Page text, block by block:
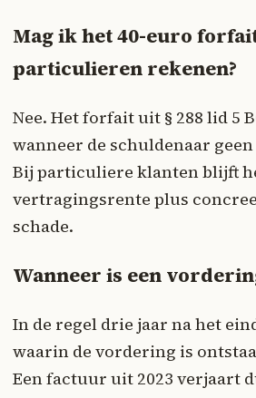
Mag ik het 40-euro
particulieren rekenen?
Nee. Het forfait uit § 288 lid 5
wanneer de schuldenaar
Bij particuliere klanten blijft
vertragingsrente plus
schade.
Wanneer is een
In de regel drie jaar na het
waarin de vordering is
Een factuur uit 2023 verjaart